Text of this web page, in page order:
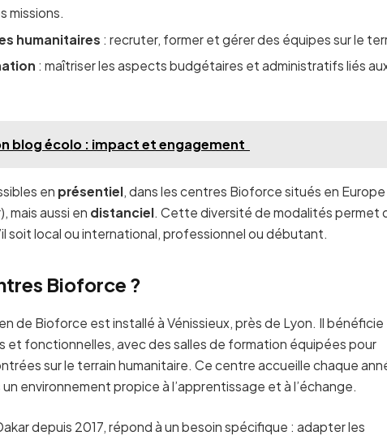
missions.
humanitaires : recruter, former et gérer des équipes sur le
: maîtriser les aspects budgétaires et administratifs liés
blog écolo : impact et engagement
en présentiel , dans les centres Bioforce situés en Europe
mais aussi en distanciel . Cette diversité de modalités permet
soit local ou international, professionnel ou débutant.
Bioforce ?
de Bioforce est installé à Vénissieux, près de Lyon. Il bénéficie
et fonctionnelles, avec des salles de formation équipées pour
sur le terrain humanitaire. Ce centre accueille chaque
environnement propice à l’apprentissage et à l’échange.
depuis 2017, répond à un besoin spécifique : adapter les